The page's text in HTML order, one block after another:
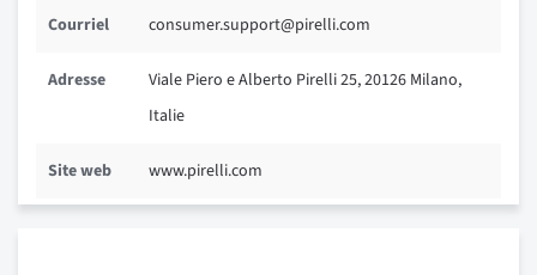
Courriel consumer.support@pirelli.com
Adresse
Viale Piero e Alberto Pirelli 25, 20126 Milano,
Italie
Site web www.pirelli.com